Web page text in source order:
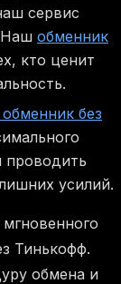
сервис
Наш обменник
кто ценит
без
проводить
усилий.
Тинькофф.
обмена и